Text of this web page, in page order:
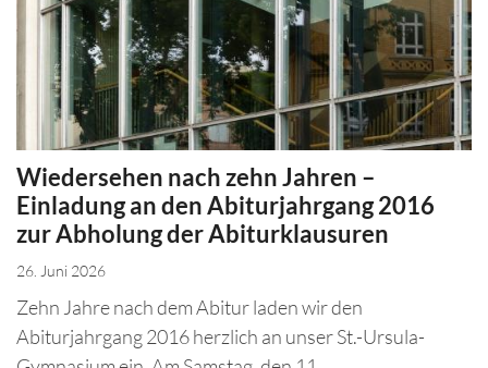
Wiedersehen nach zehn Jahren –
Einladung an den Abiturjahrgang 2016
zur Abholung der Abiturklausuren
26. Juni 2026
Zehn Jahre nach dem Abitur laden wir den
Abiturjahrgang 2016 herzlich an unser St.-Ursula-